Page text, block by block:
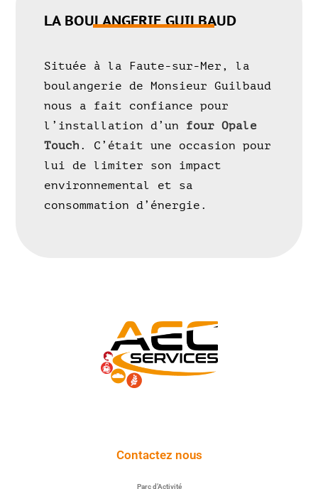
LA BOULANGERIE GUILBAUD
Située à la Faute-sur-Mer , la
boulangerie de Monsieur Guilbaud
nous a fait confiance pour
l’installation d’un four Opale
Touch . C’était une occasion pour
lui de limiter son impact
environnemental et sa
consommation d’énergie.
Contactez nous
Parc d’Activité